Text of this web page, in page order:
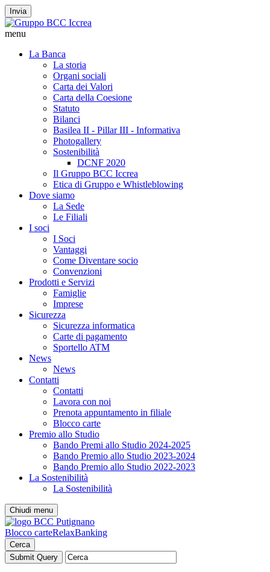
Invia
menu
La Banca
La storia
Organi sociali
Carta dei Valori
Carta della Coesione
Statuto
Bilanci
Basilea II - Pillar III - Informativa
Photogallery
Sostenibilità
DCNF 2020
Il Gruppo BCC Iccrea
Etica di Gruppo e Whistleblowing
Dove siamo
La Sede
Le Filiali
I soci
I Soci
Vantaggi
Come Diventare socio
Convenzioni
Prodotti e Servizi
Famiglie
Imprese
Sicurezza
Sicurezza informatica
Carte di pagamento
Sportello ATM
News
News
Contatti
Contatti
Lavora con noi
Prenota appuntamento in filiale
Blocco carte
Premio allo Studio
Bando Premi allo Studio 2024-2025
Bando Premio allo Studio 2023-2024
Bando Premio allo Studio 2022-2023
La Sostenibilità
La Sostenibilità
Chiudi menu
Blocco carteRelaxBanking
Cerca